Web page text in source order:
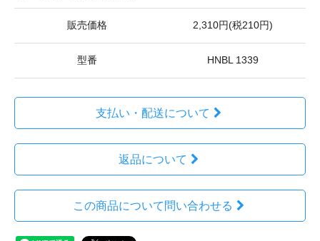
販売価格 2,310円(税210円)
型番 HNBL 1339
支払い・配送について
返品について
この商品について問い合わせる